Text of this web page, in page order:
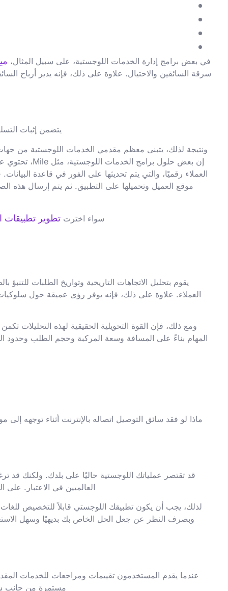
في بعض برامج إدارة الخدمات اللوجستية، على سبيل المثال،
سرقة السائقين والاحتيال. علاوة على ذلك، فإنه يدير أرباح
يتضمن إثبات
ونتيجة لذلك، يتبنى معظم مقدمي الخدمات اللوجستية من جهات
العملاء رقميًا، والتي يتم تحديثها على الفور في قاعدة
موقع العميل وتحميلها على التطبيق. ثم يتم إرسال هذه
سواء اخترت تطوير
يقوم بتحليل الاتجاهات التاريخية وتواريخ الطلبات
العملاء. علاوة على ذلك، فإنه يوفر رؤى عميقة حول
ومع ذلك، فإن القوة التحويلية الحقيقية لهذه التحليلات
المهام بناءً على المسافة وسعة المركبة وحجم الطلب وحدود
ماذا لو فقد سائق التوصيل اتصاله بالإنترنت أثناء توجهه
قد تقتصر عملياتك اللوجستية حاليًا على بلدك. ولكنك قد
العالميين في الاعتبار.
لذلك، يجب أن يكون تطبيقك اللوجستي قابلاً للتخصيص للغات
وبصرف النظر عن جعل الحل الخاص بك بديهيًا وسهل
عندما يقدم المستخدمون تقييمات ومراجعات للخدمات
مستمرة من جانب